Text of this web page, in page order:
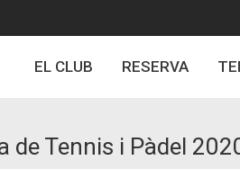
EL CLUB RESERVA
de Tennis i Pàdel